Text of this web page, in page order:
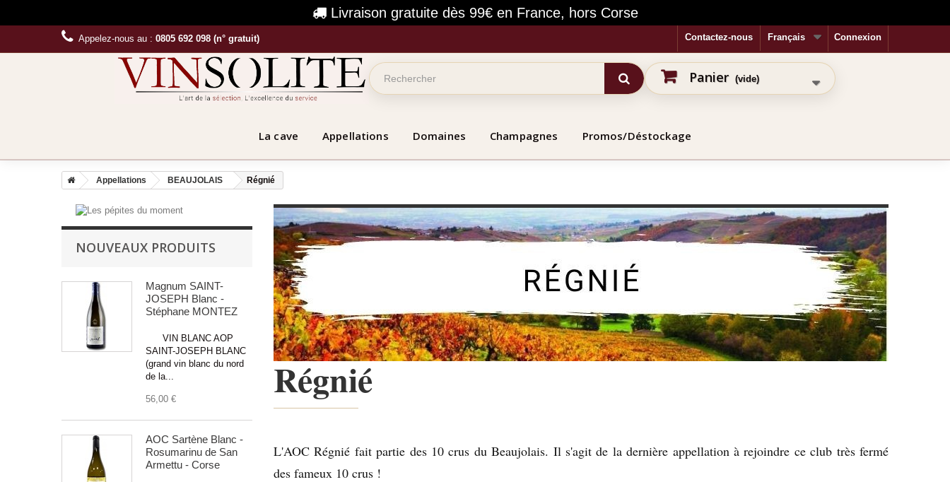
Livraison gratuite dès 99€ en France, hors Corse
Connexion
Français
Contactez-nous
Appelez-nous au : 0805 692 098 (n° gratuit)
Panier (vide)
La cave Appellations Domaines Champagnes Promos/Déstockage
Appellations BEAUJOLAIS Régnié
NOUVEAUX PRODUITS
Magnum SAINT-
JOSEPH Blanc -
Stéphane MONTEZ
VIN BLANC AOP
SAINT-JOSEPH BLANC
(grand vin blanc du nord
de la...
56,00 €
AOC Sartène Blanc -
Rosumarinu de San
Armettu - Corse
Régnié
L'AOC Régnié fait partie des 10 crus du Beaujolais. Il s'agit de la dernière appellation à rejoindre ce club très fermé
des fameux 10 crus !